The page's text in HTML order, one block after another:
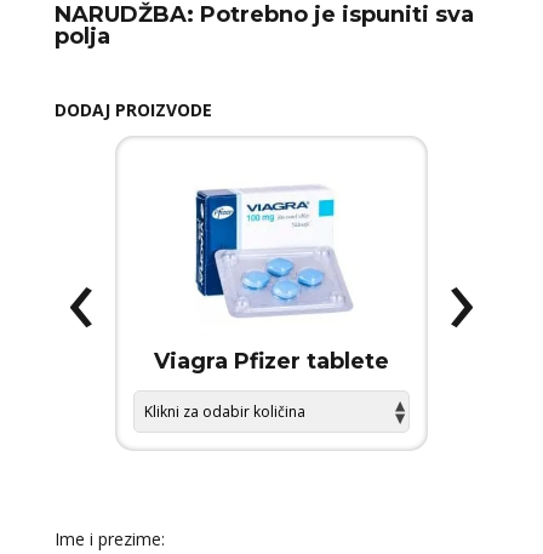
NARUDŽBA: Potrebno je ispuniti sva
polja
DODAJ PROIZVODE
Viagra Pfizer tablete
‹ ›
Ime i prezime: